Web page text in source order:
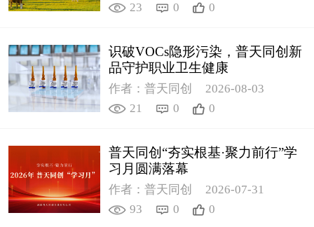
23
0 0
识破VOCs隐形污染，普天同创新
品守护职业卫生健康
作者：普天同创
2026-08-03
21
0 0
普天同创“夯实根基·聚力前行”学
习月圆满落幕
作者：普天同创
2026-07-31
93
0 0